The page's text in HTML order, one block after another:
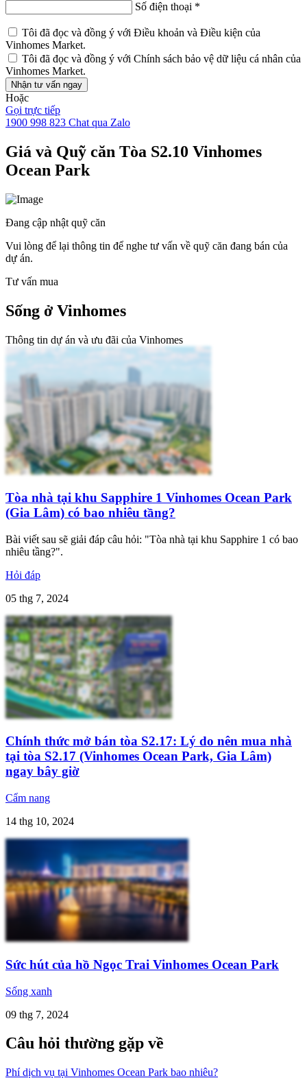
Số điện thoại *
Tôi đã đọc và đồng ý với Điều khoản và Điều kiện của
Vinhomes Market.
Tôi đã đọc và đồng ý với Chính sách bảo vệ dữ liệu cá nhân của
Vinhomes Market.
Nhận tư vấn ngay
Hoặc
Gọi trực tiếp
1900 998 823 Chat qua Zalo
Giá và Quỹ căn Tòa S2.10 Vinhomes
Ocean Park
Đang cập nhật quỹ căn
Vui lòng để lại thông tin để nghe tư vấn về quỹ căn đang bán của
dự án.
Tư vấn mua
Sống ở Vinhomes
Thông tin dự án và ưu đãi của Vinhomes
Tòa nhà tại khu Sapphire 1 Vinhomes Ocean Park
(Gia Lâm) có bao nhiêu tầng?
Bài viết sau sẽ giải đáp câu hỏi: "Tòa nhà tại khu Sapphire 1 có bao
nhiêu tầng?".
Hỏi đáp
05 thg 7, 2024
Chính thức mở bán tòa S2.17: Lý do nên mua nhà
tại tòa S2.17 (Vinhomes Ocean Park, Gia Lâm)
ngay bây giờ
Cẩm nang
14 thg 10, 2024
Sức hút của hồ Ngọc Trai Vinhomes Ocean Park
Sống xanh
09 thg 7, 2024
Câu hỏi thường gặp về
Phí dịch vụ tại Vinhomes Ocean Park bao nhiêu?